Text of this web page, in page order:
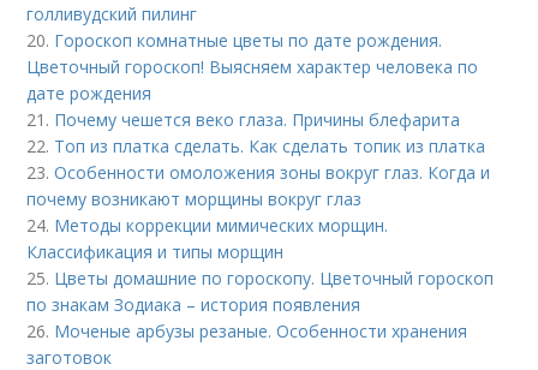
голливудский пилинг
20. Гороскоп комнатные цветы по дате рождения.
Цветочный гороскоп! Выясняем характер человека по
дате рождения
21. Почему чешется веко глаза. Причины блефарита
22. Топ из платка сделать. Как сделать топик из платка
23.Особенности омоложения зоны вокруг глаз. Когда и
почему возникают морщины вокруг глаз
24. Методы коррекции мимических морщин.
Классификация и типы морщин
25. Цветы домашние по гороскопу. Цветочный гороскоп
по знакам Зодиака – история появления
26. Моченые арбузы резаные. Особенности хранения
заготовок